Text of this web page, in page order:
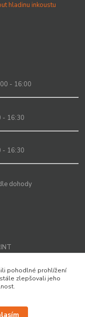
hladinu inkoustu
- 16:00
- 16:30
- 16:30
dohody
pohodlné prohlížení
zlepšovali jeho